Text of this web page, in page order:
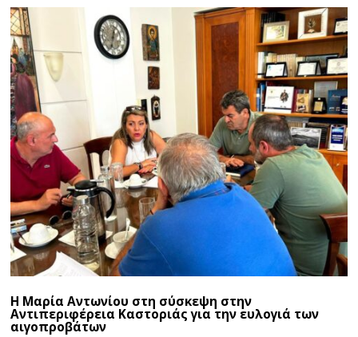
Η Μαρία Αντωνίου στη σύσκεψη στην
Αντιπεριφέρεια Καστοριάς για την ευλογιά των
αιγοπροβάτων